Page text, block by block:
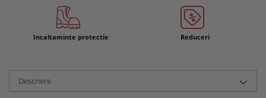
Incaltaminte protectie Reduceri
Descriere